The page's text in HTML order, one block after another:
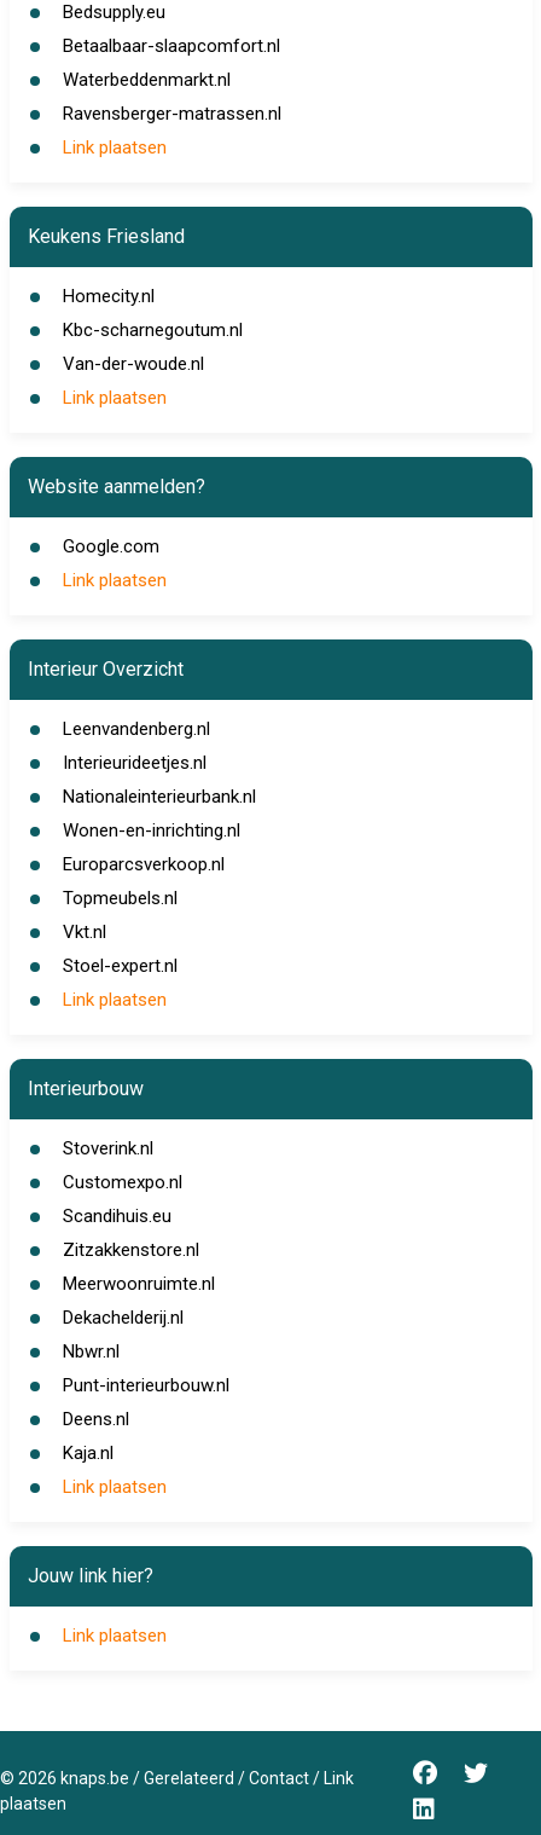
Bedsupply.eu
Betaalbaar-slaapcomfort.nl
Waterbeddenmarkt.nl
Ravensberger-matrassen.nl
Link plaatsen
Keukens Friesland
Homecity.nl
Kbc-scharnegoutum.nl
Van-der-woude.nl
Link plaatsen
Website aanmelden?
Google.com
Link plaatsen
Interieur Overzicht
Leenvandenberg.nl
Interieurideetjes.nl
Nationaleinterieurbank.nl
Wonen-en-inrichting.nl
Europarcsverkoop.nl
Topmeubels.nl
Vkt.nl
Stoel-expert.nl
Link plaatsen
Interieurbouw
Stoverink.nl
Customexpo.nl
Scandihuis.eu
Zitzakkenstore.nl
Meerwoonruimte.nl
Dekachelderij.nl
Nbwr.nl
Punt-interieurbouw.nl
Deens.nl
Kaja.nl
Link plaatsen
Jouw link hier?
Link plaatsen
© 2026 knaps.be /Gerelateerd /Contact/ Link
plaatsen